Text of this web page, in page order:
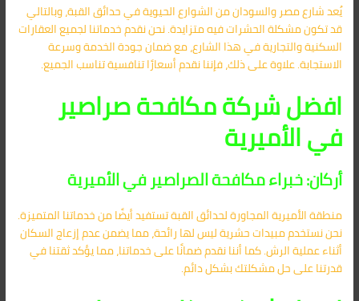
يُعد شارع مصر والسودان من الشوارع الحيوية في حدائق القبة، وبالتالي
قد تكون مشكلة الحشرات فيه متزايدة. نحن نقدم خدماتنا لجميع العقارات
السكنية والتجارية في هذا الشارع، مع ضمان جودة الخدمة وسرعة
الاستجابة. علاوة على ذلك، فإننا نقدم أسعارًا تنافسية تناسب الجميع.
افضل شركة مكافحة صراصير
في الأميرية
أركان: خبراء مكافحة الصراصير في الأميرية
منطقة الأميرية المجاورة لحدائق القبة تستفيد أيضًا من خدماتنا المتميزة.
نحن نستخدم مبيدات حشرية ليس لها رائحة، مما يضمن عدم إزعاج السكان
أثناء عملية الرش. كما أننا نقدم ضمانًا على خدماتنا، مما يؤكد ثقتنا في
قدرتنا على حل مشكلتك بشكل دائم.